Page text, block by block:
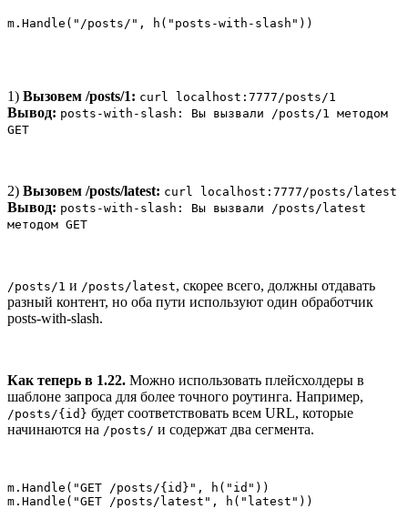
m.Handle("/posts/", h("posts-with-slash"))
1) Вызовем /posts/1: curl localhost:7777/posts/1
Вывод: posts-with-slash: Вы вызвали /posts/1 методом
GET
2) Вызовем /posts/latest: curl localhost:7777/posts/latest
Вывод: posts-with-slash: Вы вызвали /posts/latest
методом GET
/posts/1 и /posts/latest, скорее всего, должны отдавать
разный контент, но оба пути используют один обработчик
posts-with-slash.
Как теперь в 1.22. Можно использовать плейсхолдеры в
шаблоне запроса для более точного роутинга. Например,
/posts/{id} будет соответствовать всем URL, которые
начинаются на /posts/ и содержат два сегмента.
m.Handle("GET /posts/{id}", h("id"))
m.Handle("GET /posts/latest", h("latest"))